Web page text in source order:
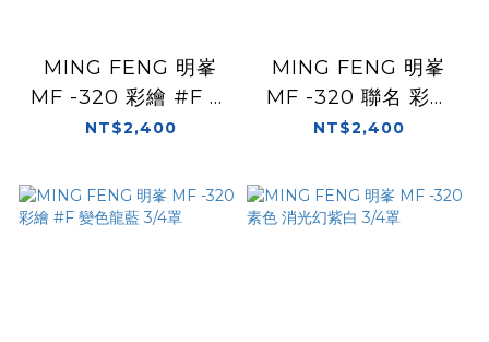
MING FENG 明峯
MF -320 彩繪 #F 黑
3/4罩
NT$2,400
MING FENG 明峯
MF -320 聯名 彩繪
#15 黑 陳綠 半罩 安全
MF320 賽車手 小綠
NT$2,400